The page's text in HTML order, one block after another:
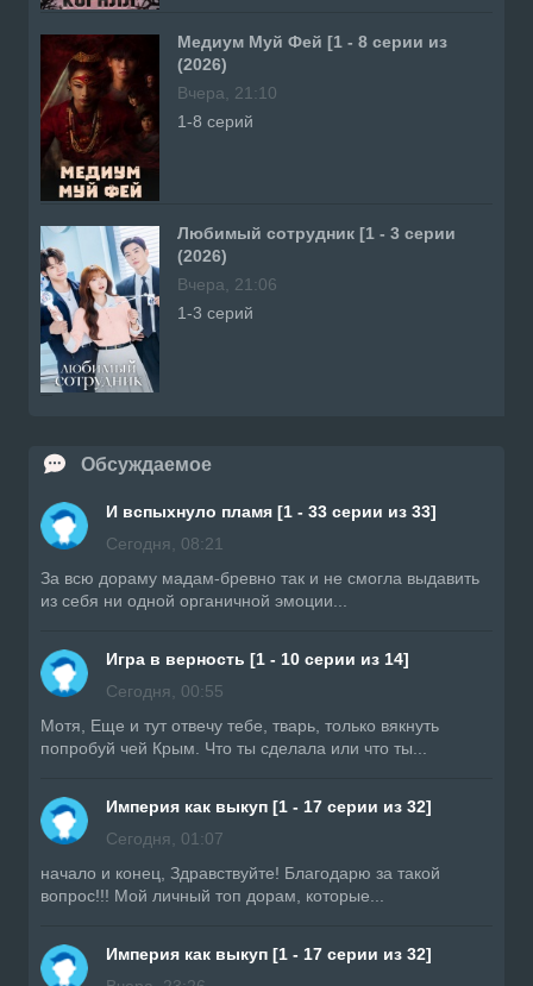
Медиум Муй Фей [1 - 8 серии из
(2026)
Вчера, 21:10
1-8 серий
Любимый сотрудник [1 - 3 серии
(2026)
Вчера, 21:06
1-3 серий
Обсуждаемое
И вспыхнуло пламя [1 - 33 серии из 33]
Сегодня, 08:21
За всю дораму мадам-бревно так и не смогла выдавить
из себя ни одной органичной эмоции...
Игра в верность [1 - 10 серии из 14]
Сегодня, 00:55
Мотя, Еще и тут отвечу тебе, тварь, только вякнуть
попробуй чей Крым. Что ты сделала или что ты...
Империя как выкуп [1 - 17 серии из 32]
Сегодня, 01:07
начало и конец, Здравствуйте! Благодарю за такой
вопрос!!! Мой личный топ дорам, которые...
Империя как выкуп [1 - 17 серии из 32]